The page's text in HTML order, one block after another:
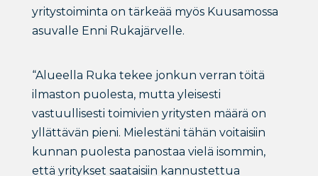
yritystoiminta on tärkeää myös Kuusamossa
asuvalle Enni Rukajärvelle.
“Alueella Ruka tekee jonkun verran töitä
ilmaston puolesta, mutta yleisesti
vastuullisesti toimivien yritysten määrä on
yllättävän pieni. Mielestäni tähän voitaisiin
kunnan puolesta panostaa vielä isommin,
että yritykset saataisiin kannustettua